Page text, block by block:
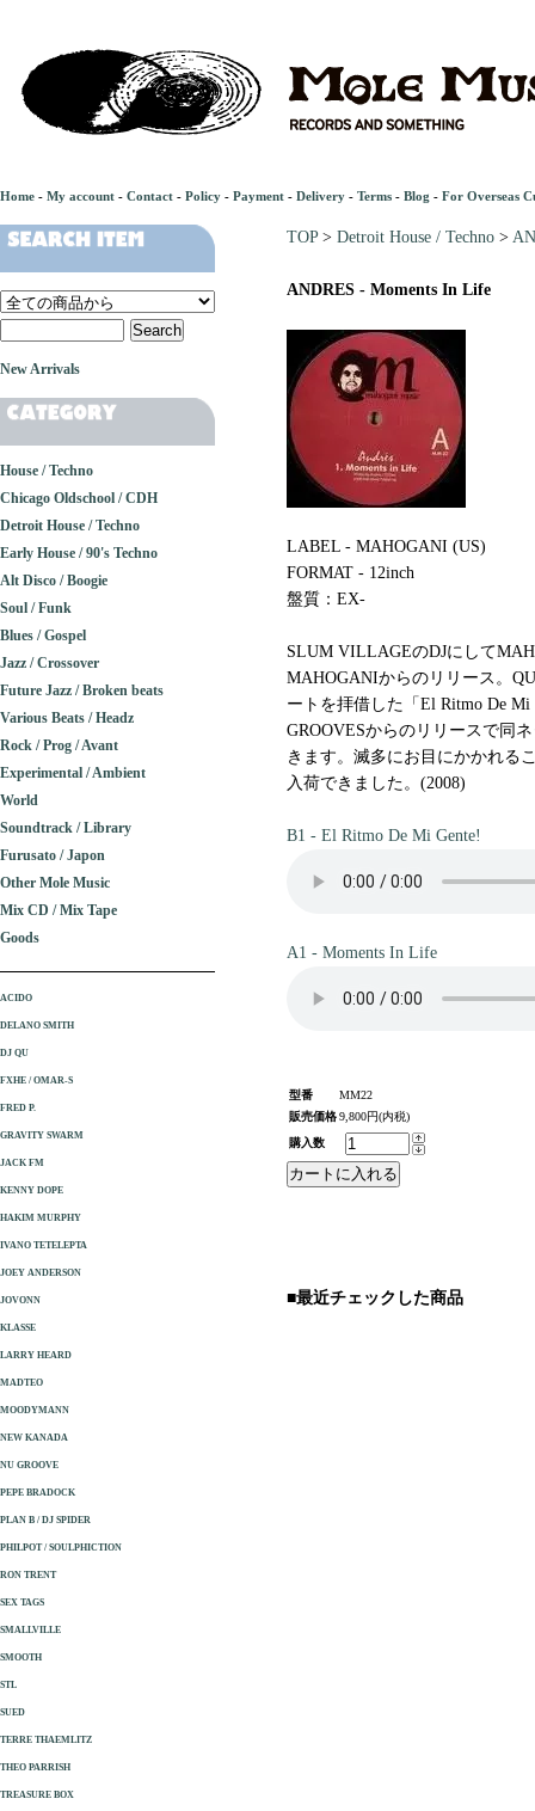
Home - My account - Contact - Policy - Payment - Delivery - Terms - Blog - For Overseas
TOP> Detroit House / Techno >
ANDRES - Moments In Life
LABEL - MAHOGANI (US)
FORMAT - 12inch
盤質：EX-
SLUM VILLAGEのDJにして
MAHOGANIからのリリース。
ートを拝借した「El Ritmo De
GROOVESからのリリースで同
きます。滅多にお目にかかれる
入荷できました。(2008)
B1 - El Ritmo De Mi Gente!
A1 - Moments In Life
型番
MM22
販売価格9,800円(内税)
購入数
■最近チェックした商品
New Arrivals
House / Techno
Chicago Oldschool / CDH
Detroit House / Techno
Early House / 90's Techno
Alt Disco / Boogie
Soul / Funk
Blues / Gospel
Jazz / Crossover
Future Jazz / Broken beats
Various Beats / Headz
Rock / Prog / Avant
Experimental / Ambient
World
Soundtrack / Library
Furusato / Japon
Other Mole Music
Mix CD / Mix Tape
Goods
ACIDO
DELANO SMITH
DJ QU
FXHE / OMAR-S
FRED P.
GRAVITY SWARM
JACK FM
KENNY DOPE
HAKIM MURPHY
IVANO TETELEPTA
JOEY ANDERSON
JOVONN
KLASSE
LARRY HEARD
MADTEO
MOODYMANN
NEW KANADA
NU GROOVE
PEPE BRADOCK
PLAN B / DJ SPIDER
PHILPOT / SOULPHICTION
RON TRENT
SEX TAGS
SMALLVILLE
SMOOTH
STL
SUED
TERRE THAEMLITZ
THEO PARRISH
TREASURE BOX